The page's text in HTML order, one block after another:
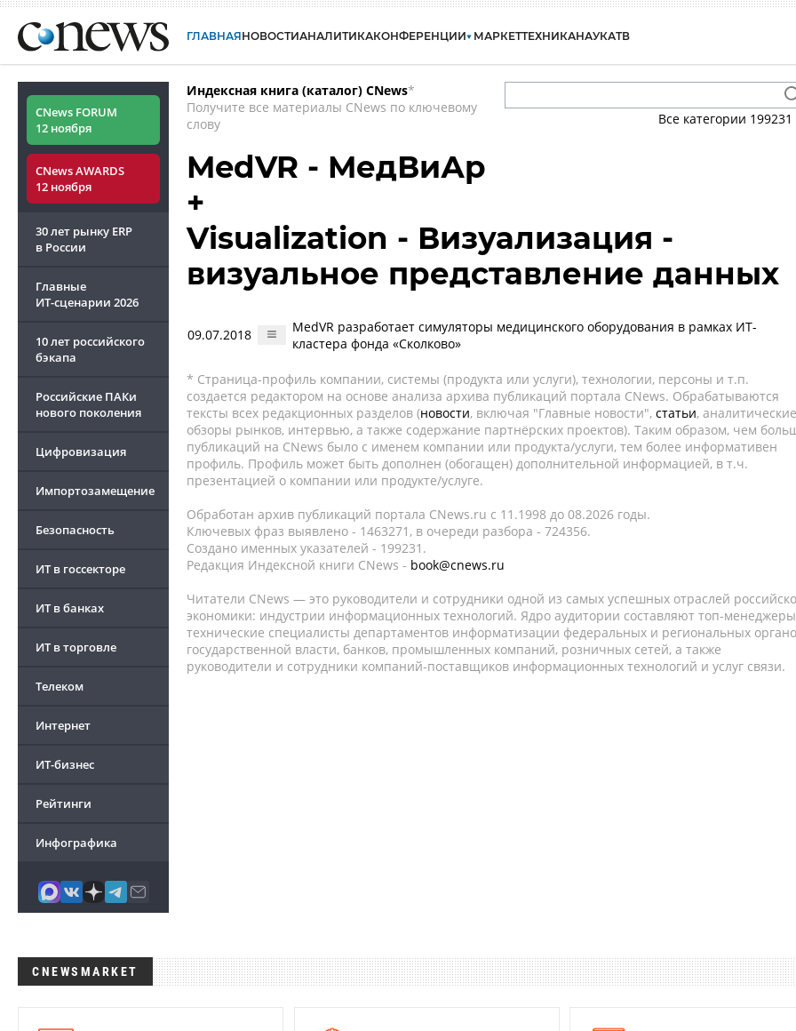
ГЛАВНАЯНОВОСТИАНАЛИТИКАКОНФЕРЕНЦИИ МАРКЕТТЕХНИКАНАУКАТВ
CNews FORUM
12 ноября
CNews AWARDS
12 ноября
30 лет рынку ERP
в России
Главные
ИТ-сценарии 2026
10 лет российского
бэкапа
Российские ПАКи
нового поколения
Цифровизация
Импортозамещение
Безопасность
ИТ в госсекторе
ИТ в банках
ИТ в торговле
Телеком
Интернет
ИТ-бизнес
Рейтинги
Инфографика
Индексная книга (каталог) CNews*
Получите все материалы CNews по ключевому
слову
Все категории 199231
MedVR - MедВиАр
+
Visualization - Визуализация -
визуальное представление данных
09.07.2018
MedVR разработает симуляторы медицинского оборудования в рамках ИТ-
кластера фонда «Сколково»
* Страница-профиль компании, системы (продукта или услуги), технологии, персоны и т.п.
создается редактором на основе анализа архива публикаций портала CNews. Обрабатываются
тексты всех редакционных разделов (новости, включая "Главные новости", статьи, аналитические
обзоры рынков, интервью, а также содержание партнёрских проектов). Таким образом, чем
публикаций на CNews было с именем компании или продукта/услуги, тем более информативен
профиль. Профиль может быть дополнен (обогащен) дополнительной информацией, в т.ч.
презентацией о компании или продукте/услуге.
Обработан архив публикаций портала CNews.ru c 11.1998 до 08.2026 годы.
Ключевых фраз выявлено - 1463271, в очереди разбора - 724356.
Создано именных указателей - 199231.
Редакция Индексной книги CNews - book@cnews.ru
Читатели CNews — это руководители и сотрудники одной из самых успешных отраслей
экономики: индустрии информационных технологий. Ядро аудитории составляют топ-
технические специалисты департаментов информатизации федеральных и региональных
государственной власти, банков, промышленных компаний, розничных сетей, а также
руководители и сотрудники компаний-поставщиков информационных технологий и услуг связи.
CNEWSMARKET